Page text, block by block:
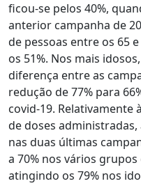
ficou-se pelos 40%,
anterior campanha de
de pessoas entre os 65
os 51%. Nos mais
diferença entre as
redução de 77% para
covid-19. Relativamente
de doses
nas duas últimas
a 70% nos vários
atingindo os 79% nos